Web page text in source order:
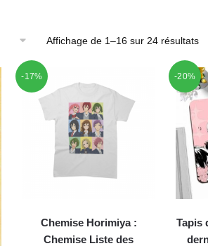
Affichage de 1–16 sur 24 résultats
-17%
Chemise Horimiya :
Chemise Liste des
-20%
Tapis